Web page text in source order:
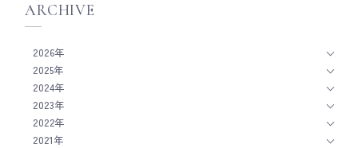
ARCHIVE
2026年
2025年
2024年
2023年
2022年
2021年